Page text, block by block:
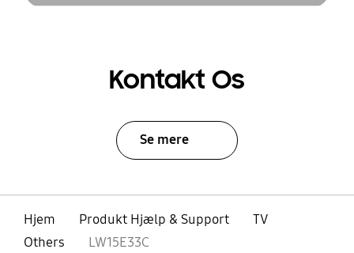
Kontakt Os
Se mere
Hjem Produkt Hjælp & Support
TV
Others
LW15E33C